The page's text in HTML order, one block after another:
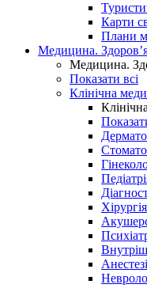
Карти
Плани
Медицина.
Медицина.
Показати всі
Клінічна
Хірургія